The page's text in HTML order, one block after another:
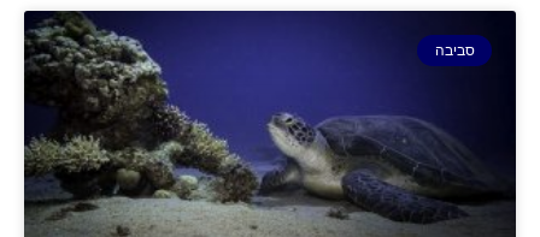
סביבה